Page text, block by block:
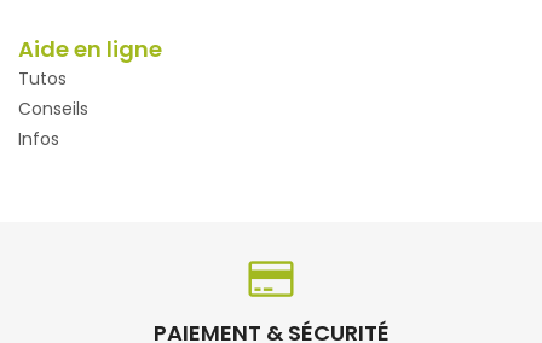
Aide en ligne
Tutos
Conseils
Infos
PAIEMENT & SÉCURITÉ